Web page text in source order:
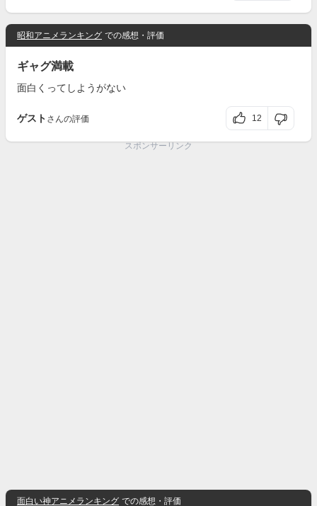
昭和アニメランキング での感想・評価
ギャグ満載
面白くってしようがない
ゲスト さんの評価 12
スポンサーリンク
面白い神アニメランキング での感想・評価